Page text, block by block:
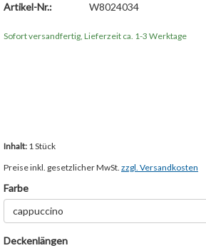
Artikel-Nr.:
W8024034
Sofort versandfertig, Lieferzeit ca. 1-3 Werktage
Inhalt: 1 Stück
Preise inkl. gesetzlicher MwSt. zzgl. Versandkosten
Farbe
cappuccino
Deckenlängen